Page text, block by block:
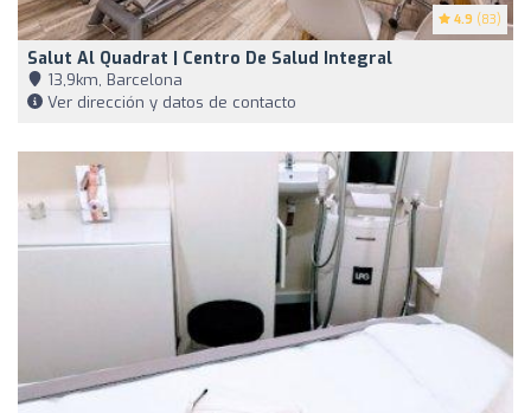
4.9 (83)
Salut Al Quadrat | Centro De Salud Integral
13,9km, Barcelona
Ver dirección y datos de contacto